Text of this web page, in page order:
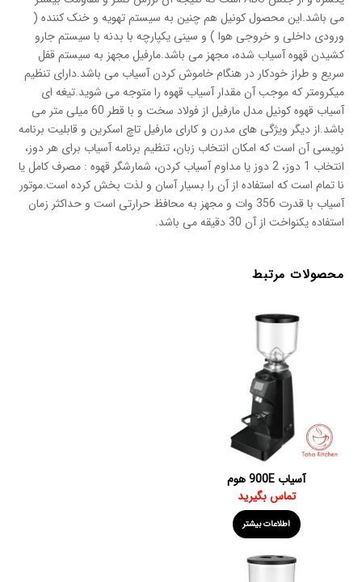
می باشد.این محصول کونیل هم چنین به سیستم تهویه و خنک کننده (
ورودی داخلی و خروجی هوا ) و سینی یکپارچه با بدنه با سیستم جارو
کشیدن قهوه آسیاب شده، مجهز می باشد.مارفیل مجهز به سیستم قفل
سریع و طراز خودکار در هنگام خاموش کردن آسیاب می باشد.دارای تنظیم
میکرومتر که موجب آن مقدار آسیاب قهوه را متوجه می شوید.تیغه ای
آسیاب قهوه کونیل مدل مارفیل از فولاد سخت و با قطر 60 میلی متر می
باشد.از دیگر ویژگی های مدرن و کارای مارفیل تاچ اسکرین و قابلیت برنامه
نویسی آن است که امکان انتخاب زبان، تنظیم برنامه آسیاب برای هر دوز،
انتخاب 1 دوز، 2 دوز یا مداوم آسیاب کردن، شمارشگر قهوه : مصرف کامل یا
نا تمام است که استفاده از آن را بسیار آسان و لذت بخش کرده است.موتور
آسیاب با قدرت 356 وات و مجهز به محافظ حرارتی است و حداکثر زمان
استفاده یکنواخت از آن 30 دقیقه می باشد.
محصولات مرتبط
آسیاب 900E هوم
تماس بگیرید
اطلاعات بیشتر